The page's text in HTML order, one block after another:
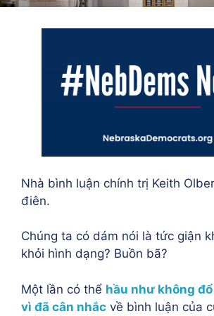
Nhà bình luận chính trị Keith
điên.
Chúng ta có dám nói là tức giận
khỏi hình dạng? Buồn bã?
Một lần có thể hầu như không
vì đã cân nhắc về bình luận của